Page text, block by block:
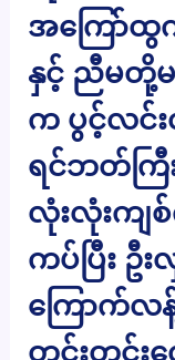
အကြော်ထွ
နှင့် ညီမတို့
က ပွင့်လင်
ရင်ဘတ်ကြီ
လုံးလုံးကျ
ကပ်ပြီး ဦး
ကြောက်လ
တင်းတင်း